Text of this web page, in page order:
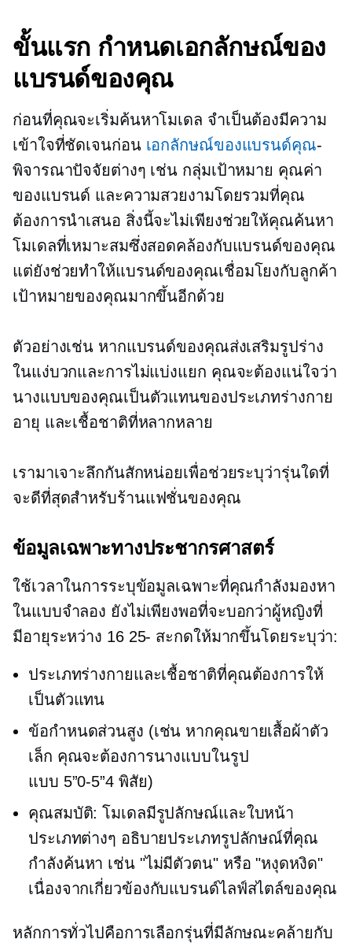
ขั้นแรก กำหนดเอกลักษณ์ของ
แบรนด์ของคุณ
ก่อนที่คุณจะเริ่มค้นหาโมเดล จำเป็นต้องมีความ
เข้าใจที่ชัดเจนก่อน เอกลักษณ์ของแบรนด์คุณ-
พิจารณาปัจจัยต่างๆ เช่น กลุ่มเป้าหมาย คุณค่า
ของแบรนด์ และความสวยงามโดยรวมที่คุณ
ต้องการนำเสนอ สิ่งนี้จะไม่เพียงช่วยให้คุณค้นหา
โมเดลที่เหมาะสมซึ่งสอดคล้องกับแบรนด์ของคุณ
แต่ยังช่วยทำให้แบรนด์ของคุณเชื่อมโยงกับลูกค้า
เป้าหมายของคุณมากขึ้นอีกด้วย
ตัวอย่างเช่น หากแบรนด์ของคุณส่งเสริมรูปร่าง
ในแง่บวกและการไม่แบ่งแยก คุณจะต้องแน่ใจว่า
นางแบบของคุณเป็นตัวแทนของประเภทร่างกาย
อายุ และเชื้อชาติที่หลากหลาย
เรามาเจาะลึกกันสักหน่อยเพื่อช่วยระบุว่ารุ่นใดที่
จะดีที่สุดสำหรับร้านแฟชั่นของคุณ
ข้อมูลเฉพาะทางประชากรศาสตร์
ใช้เวลาในการระบุข้อมูลเฉพาะที่คุณกำลังมองหา
ในแบบจำลอง ยังไม่เพียงพอที่จะบอกว่าผู้หญิงที่
มีอายุระหว่าง 16 25- สะกดให้มากขึ้นโดยระบุว่า:
ประเภทร่างกายและเชื้อชาติที่คุณต้องการให้
เป็นตัวแทน
ข้อกำหนดส่วนสูง (เช่น หากคุณขายเสื้อผ้าตัว
เล็ก คุณจะต้องการนางแบบในรูป
แบบ 5”0-5”4พิสัย)
คุณสมบัติ: โมเดลมีรูปลักษณ์และใบหน้า
ประเภทต่างๆ อธิบายประเภทรูปลักษณ์ที่คุณ
กำลังค้นหา เช่น "ไม่มีตัวตน" หรือ "หงุดหงิด"
เนื่องจากเกี่ยวข้องกับแบรนด์ไลฟ์สไตล์ของคุณ
หลักการทั่วไปคือการเลือกรุ่นที่มีลักษณะคล้ายกับ